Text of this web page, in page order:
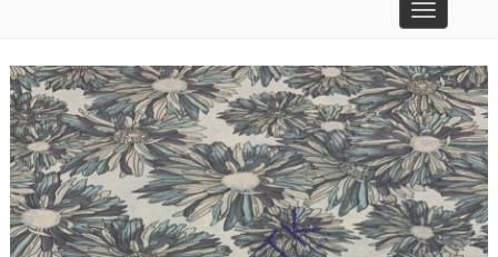
Toggle
navigation